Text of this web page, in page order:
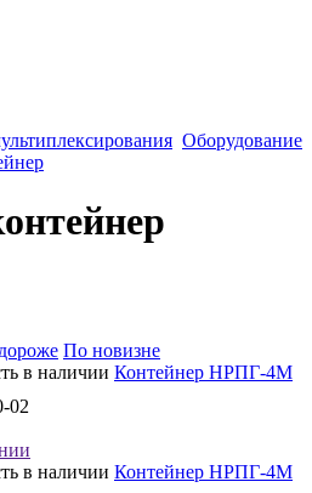
Оборудование
По новизне
в наличии Контейнер НРПГ-4М
02
в наличии Контейнер НРПГ-4М